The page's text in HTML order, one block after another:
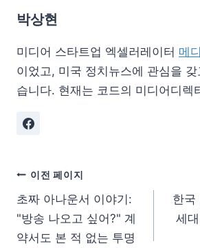
박상현
미디어 스타트업 엑셀러레이터 메
이었고, 미국 정치뉴스에 관심을
습니다. 현재는 코드의 미디어디렉
이전 페이지
초짜 아나운서 이야기:
"방송 나오고 싶어?" 계
약서도 본 적 없는 투명
한국
세